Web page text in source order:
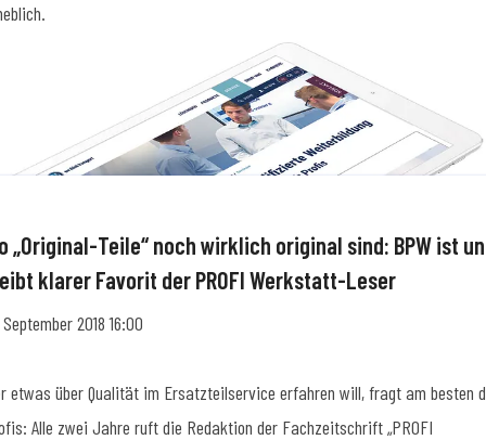
„Original-Teile“ noch wirklich original sind: BPW ist
klarer Favorit der PROFI Werkstatt-Leser
September 2018 16:00
etwas über Qualität im Ersatzteilservice erfahren will, fragt am besten
Alle zwei Jahre ruft die Redaktion der Fachzeitschrift „PROFI